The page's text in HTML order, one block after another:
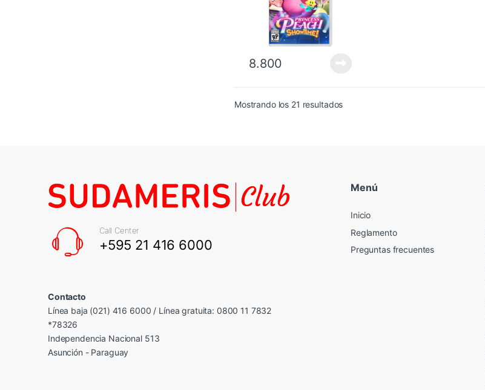
8.800
Mostrando los 21 resultados
Call Center
+595 21 416 6000
Contacto
Línea baja (021) 416 6000 / Línea gratuita: 0800 11 7832
*78326
Independencia Nacional 513
Asunción - Paraguay
Menú
Inicio
Reglamento
Preguntas frecuentes